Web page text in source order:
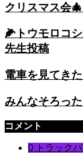
クリスマス会
🌽トウモロ
先生投稿
電車を見てき
みんなそろっ
コメント
0 トラック